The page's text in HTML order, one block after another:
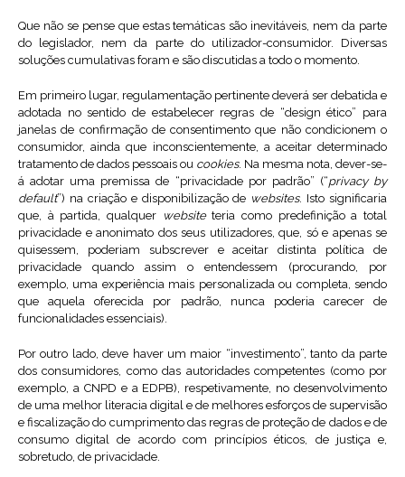
Que não se pense que estas temáticas são inevitáveis, nem da parte
do legislador, nem da parte do utilizador-consumidor. Diversas
soluções cumulativas foram e são discutidas a todo o momento.
Em primeiro lugar, regulamentação pertinente deverá ser debatida e
adotada no sentido de estabelecer regras de “design ético” para
janelas de confirmação de consentimento que não condicionem o
consumidor, ainda que inconscientemente, a aceitar determinado
tratamento de dados pessoais ou cookies. Na mesma nota, dever-se-
á adotar uma premissa de “privacidade por padrão” (“privacy by
default”) na criação e disponibilização de websites. Isto significaria
que, à partida, qualquer websiteteria como predefinição a total
privacidade e anonimato dos seus utilizadores, que, só e apenas se
quisessem, poderiam subscrever e aceitar distinta política de
privacidade quando assim o entendessem (procurando, por
exemplo, uma experiência mais personalizada ou completa, sendo
que aquela oferecida por padrão, nunca poderia carecer de
funcionalidades essenciais).
Por outro lado, deve haver um maior “investimento”, tanto da parte
dos consumidores, como das autoridades competentes (como por
exemplo, a CNPD e a EDPB), respetivamente, no desenvolvimento
de uma melhor literacia digital e de melhores esforços de supervisão
e fiscalização do cumprimento das regras de proteção de dados e de
consumo digital de acordo com princípios éticos, de justiça e,
sobretudo, de privacidade.